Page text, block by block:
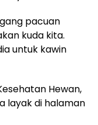
pacuan
kuda kita.
untuk kawin
Hewan,
layak di halaman